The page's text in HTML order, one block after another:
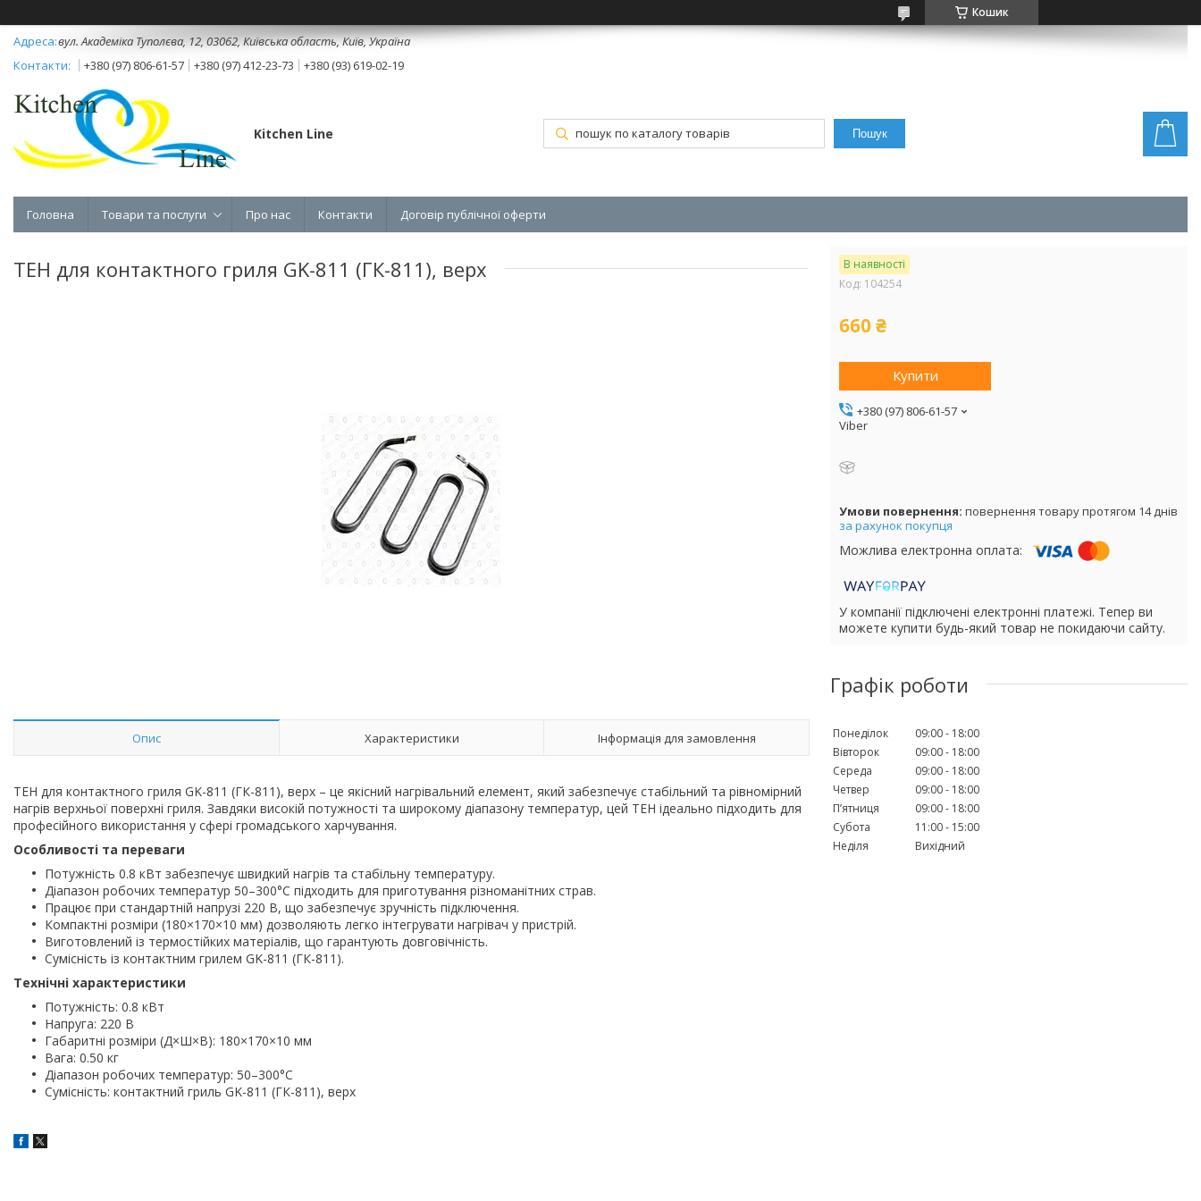
Кошик
вул. Академіка Туполєва, 12, 03062, Київська область, Київ, Україна
+380 (97) 806-61-57
+380 (97) 412-23-73 +380 (93) 619-02-19
Kitchen Line Пошук
Головна Товари та послуги Про нас Контакти Договір публічної оферти
ТЕН для контактного гриля GK-811 (ГК-811), верх
Опис Характеристики Інформація для замовлення
ТЕН для контактного гриля GK-811 (ГК-811), верх – це якісний нагрівальний елемент, який забезпечує стабільний та рівномірний
нагрів верхньої поверхні гриля. Завдяки високій потужності та широкому діапазону температур, цей ТЕН ідеально підходить для
професійного використання у сфері громадського харчування.
Особливості та переваги
Потужність 0.8 кВт забезпечує швидкий нагрів та стабільну температуру.
Діапазон робочих температур 50–300°C підходить для приготування різноманітних страв.
Працює при стандартній напрузі 220 В, що забезпечує зручність підключення.
Компактні розміри (180×170×10 мм) дозволяють легко інтегрувати нагрівач у пристрій.
Виготовлений із термостійких матеріалів, що гарантують довговічність.
Сумісність із контактним грилем GK-811 (ГК-811).
Технічні характеристики
Потужність: 0.8 кВт
Напруга: 220 В
Габаритні розміри (Д×Ш×В): 180×170×10 мм
Вага: 0.50 кг
Діапазон робочих температур: 50–300°C
Сумісність: контактний гриль GK-811 (ГК-811), верх
В наявності
Код: 104254
660 ₴
Купити
+380 (97) 806-61-57
Viber
повернення товару протягом 14 днів
за рахунок покупця
У компанії підключені електронні платежі. Тепер ви
можете купити будь-який товар не покидаючи сайту.
Графік роботи
Понеділок 09:00
18:00
Вівторок
09:00
18:00
Середа
09:00
18:00
Четвер
09:00
18:00
Пʼятниця
09:00
18:00
Субота
11:00
15:00
Неділя
Вихідний